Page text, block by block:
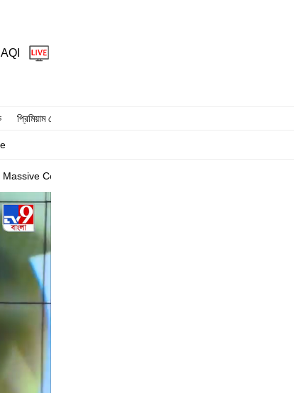
AQI
প্রিমিয়াম স্টোরি
Controversy